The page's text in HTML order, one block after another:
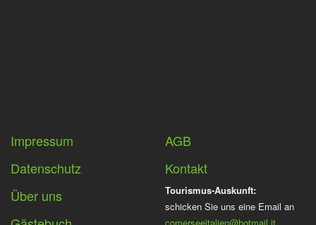
Impressum
Datenschutz
Über uns
AGB
Kontakt
Tourismus-Auskunft:
schicken Sie uns eine Email an